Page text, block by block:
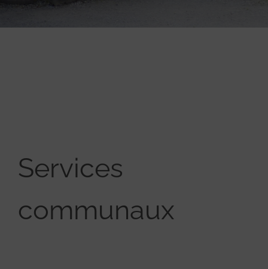
Services
communaux